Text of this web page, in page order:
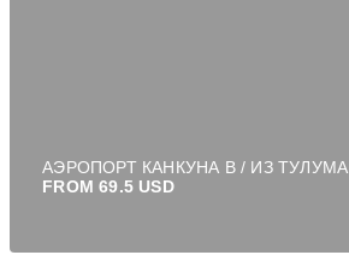
АЭРОПОРТ КАНКУНА В / ИЗ ТУЛУМА
FROM 69.5 USD